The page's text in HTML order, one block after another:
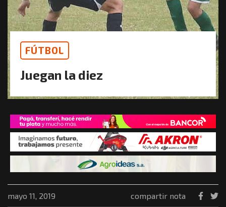
FÚTBOL
Juegan la diez
mayo 11, 2019 compartir nota